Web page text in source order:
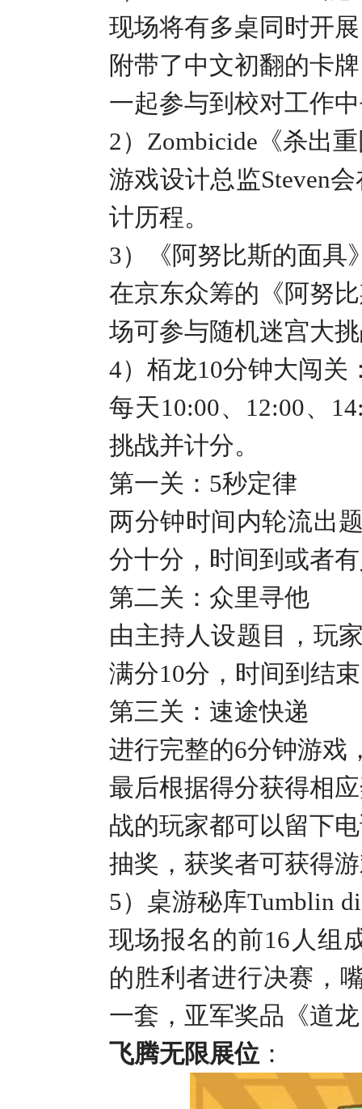
现场将有多桌同时开
附带了中文初翻的卡
一起参与到校对工作
2 ） Zombicide 《杀出
游戏设计总监Steven
计历程。
3）《阿努比斯的面具
在京东众筹的《阿努
场可参与随机迷宫大
4） 栢龙10分钟大闯关
每天10:00、 12:00、
挑战并计分。
第一关： 5秒定律
两分钟时间内轮流出
分十分，时间到或者
第二关：众里寻他
由主持人设题目，玩
满分10分，时间到结
第三关：速途快递
进行完整的6分钟游戏
最后根据得分获得相
战的玩家都可以留下
抽奖，获奖者可获得
5） 桌游秘库Tumblin
现场报名的前16 人组
的胜利者进行决赛，
一套，亚军奖品《道
飞腾无限展位：